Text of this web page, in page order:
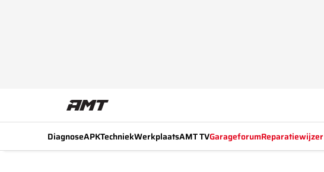
DiagnoseAPKTechniekWerkplaatsAMT TVGarageforumReparatiewijzer